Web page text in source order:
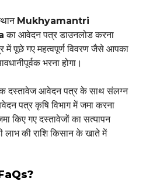
Mukhyamantri
का आवेदन पत्र डाउनलोड करना
में पूछे गए महत्वपूर्ण विवरण जैसे आपका
भरना होगा।
दस्तावेज आवेदन पत्र के साथ संलग्न
पत्र कृषि विभाग में जमा करना
किए गए दस्तावेजों का सत्यापन
लाभ की राशि किसान के खाते में